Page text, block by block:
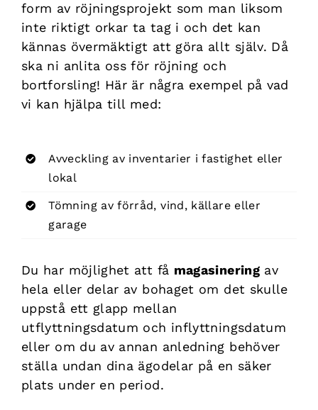
form av röjningsprojekt som man liksom
inte riktigt orkar ta tag i och det kan
kännas övermäktigt att göra allt själv. Då
ska ni anlita oss för röjning och
bortforsling! Här är några exempel på vad
vi kan hjälpa till med:
Avveckling av inventarier i fastighet eller
lokal
Tömning av förråd, vind, källare eller
garage
Du har möjlighet att få magasineringav
hela eller delar av bohaget om det skulle
uppstå ett glapp mellan
utflyttningsdatum och inflyttningsdatum
eller om du av annan anledning behöver
ställa undan dina ägodelar på en säker
plats under en period.